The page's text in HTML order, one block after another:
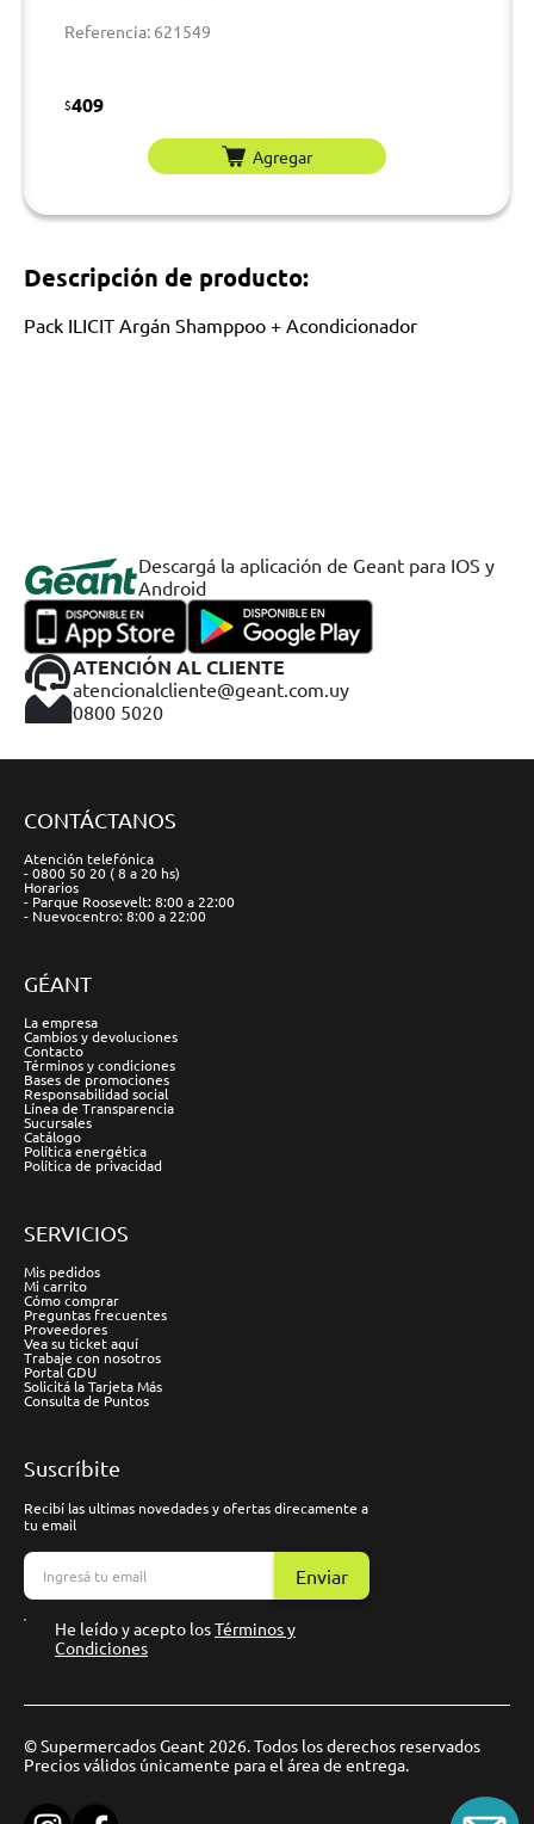
Referencia: 621549
$409
Agregar
Descripción de producto:
Pack ILICIT Argán Shamppoo + Acondicionador
Descargá la aplicación de Geant para IOS y
Android
ATENCIÓN AL CLIENTE
atencionalcliente@geant.com.uy
0800 5020
CONTÁCTANOS
Atención telefónica
- 0800 50 20 ( 8 a 20 hs)
Horarios
- Parque Roosevelt: 8:00 a 22:00
- Nuevocentro: 8:00 a 22:00
GÉANT
La empresa
Cambios y devoluciones
Contacto
Términos y condiciones
Bases de promociones
Responsabilidad social
Línea de Transparencia
Sucursales
Catálogo
Política energética
Política de privacidad
SERVICIOS
Mis pedidos
Mi carrito
Cómo comprar
Preguntas frecuentes
Proveedores
Vea su ticket aquí
Trabaje con nosotros
Portal GDU
Solicitá la Tarjeta Más
Consulta de Puntos
Suscríbite
Recibí las ultimas novedades y ofertas direcamente a
tu email
Enviar
He leído y acepto losTérminos y
Condiciones
© Supermercados Geant 2026. Todos los derechos reservados
Precios válidos únicamente para el área de entrega.